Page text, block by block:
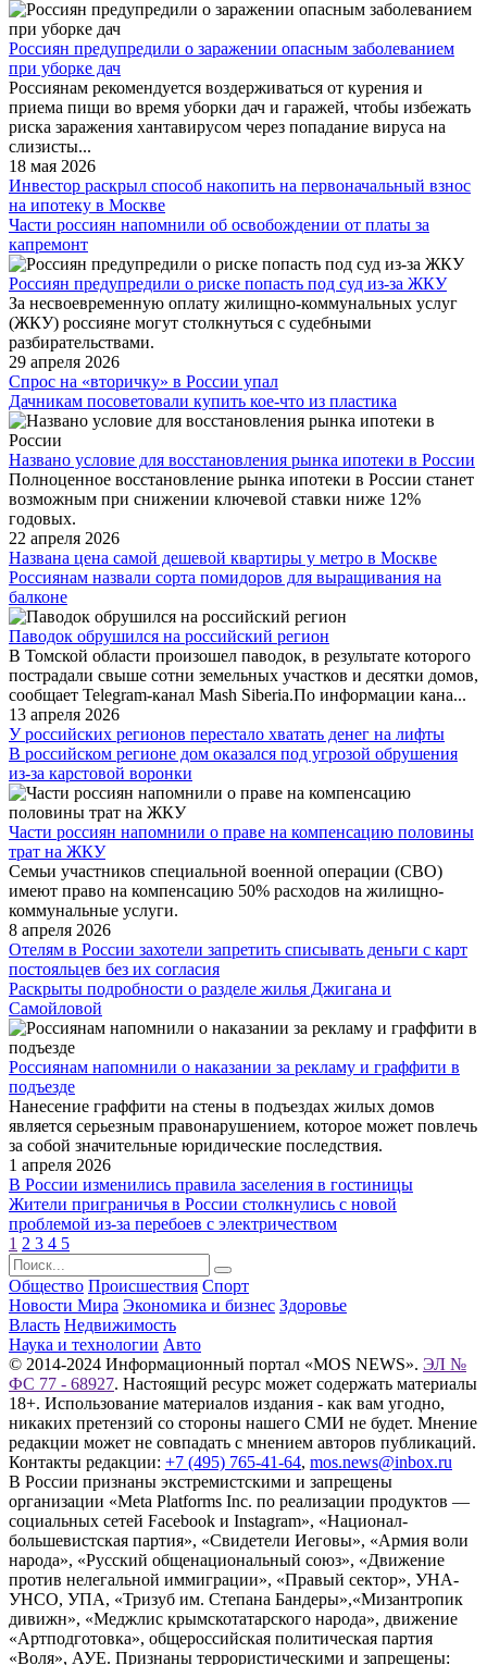
Россиян предупредили о заражении опасным заболеванием
при уборке дач
Россиянам рекомендуется воздерживаться от курения и
приема пищи во время уборки дач и гаражей, чтобы избежать
риска заражения хантавирусом через попадание вируса на
слизисты...
18 мая 2026
Инвестор раскрыл способ накопить на первоначальный взнос
на ипотеку в Москве
Части россиян напомнили об освобождении от платы за
капремонт
Россиян предупредили о риске попасть под суд из-за ЖКУ
За несвоевременную оплату жилищно-коммунальных услуг
(ЖКУ) россияне могут столкнуться с судебными
разбирательствами.
29 апреля 2026
Спрос на «вторичку» в России упал
Дачникам посоветовали купить кое-что из пластика
Названо условие для восстановления рынка ипотеки в России
Полноценное восстановление рынка ипотеки в России станет
возможным при снижении ключевой ставки ниже 12%
годовых.
22 апреля 2026
Названа цена самой дешевой квартиры у метро в Москве
Россиянам назвали сорта помидоров для выращивания на
балконе
Паводок обрушился на российский регион
В Томской области произошел паводок, в результате которого
пострадали свыше сотни земельных участков и десятки домов,
сообщает Telegram-канал Mash Siberia.По информации кана...
13 апреля 2026
У российских регионов перестало хватать денег на лифты
В российском регионе дом оказался под угрозой обрушения
из-за карстовой воронки
Части россиян напомнили о праве на компенсацию половины
трат на ЖКУ
Семьи участников специальной военной операции (СВО)
имеют право на компенсацию 50% расходов на жилищно-
коммунальные услуги.
8 апреля 2026
Отелям в России захотели запретить списывать деньги с карт
постояльцев без их согласия
Раскрыты подробности о разделе жилья Джигана и
Самойловой
Россиянам напомнили о наказании за рекламу и граффити в
подъезде
Нанесение граффити на стены в подъездах жилых домов
является серьезным правонарушением, которое может повлечь
за собой значительные юридические последствия.
1 апреля 2026
В России изменились правила заселения в гостиницы
Жители приграничья в России столкнулись с новой
проблемой из-за перебоев с электричеством
1 2 3 4 5
Общество Происшествия Спорт
Новости Мира Экономика и бизнес Здоровье
Власть Недвижимость
Наука и технологии Авто
© 2014-2024 Информационный портал «MOS NEWS». ЭЛ №
ФС 77 - 68927. Настоящий ресурс может содержать материалы
18+. Использование материалов издания - как вам угодно,
никаких претензий со стороны нашего СМИ не будет. Мнение
редакции может не совпадать с мнением авторов публикаций.
Контакты редакции: +7 (495) 765-41-64, mos.news@inbox.ru
В России признаны экстремистскими и запрещены
организации «Meta Platforms Inc. по реализации продуктов —
социальных сетей Facebook и Instagram», «Национал-
большевистская партия», «Свидетели Иеговы», «Армия воли
народа», «Русский общенациональный союз», «Движение
против нелегальной иммиграции», «Правый сектор», УНА-
УНСО, УПА, «Тризуб им. Степана Бандеры»,«Мизантропик
дивижн», «Меджлис крымскотатарского народа», движение
«Артподготовка», общероссийская политическая партия
«Воля», АУЕ. Признаны террористическими и запрещены: